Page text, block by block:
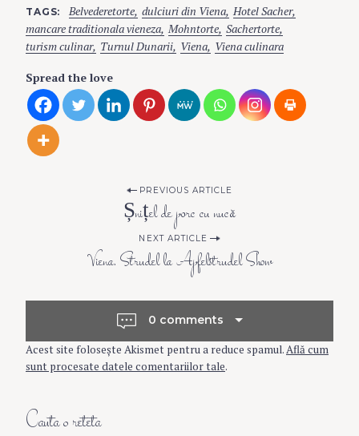
TAGS Belvederetorte dulciuri din Viena Hotel Sacher
mancare traditionala vieneza Mohntorte Sachertorte
turism culinar Turnul Dunarii Viena Viena culinara
Spread the love
s
t
n
a
PREVIOUS ARTICLE
Șnițel de porc cu nucă
NEXT ARTICLE
Viena. Strudel la Apfelstrudel Show
0 comments
Acest site folosește Akismet pentru a reduce spamul.Află cum
sunt procesate datele comentariilor tale.
Cauta o reteta